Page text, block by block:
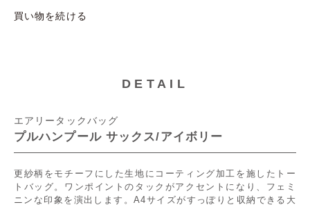
買い物を続ける
DETAIL
エアリータックバッグ
プルハンプール サックス/アイボリー
更紗柄をモチーフにした生地にコーティング加工を施したトー
トバッグ。ワンポイントのタックがアクセントになり、フェミ
ニンな印象を演出します。A4サイズがすっぽりと収納できる大